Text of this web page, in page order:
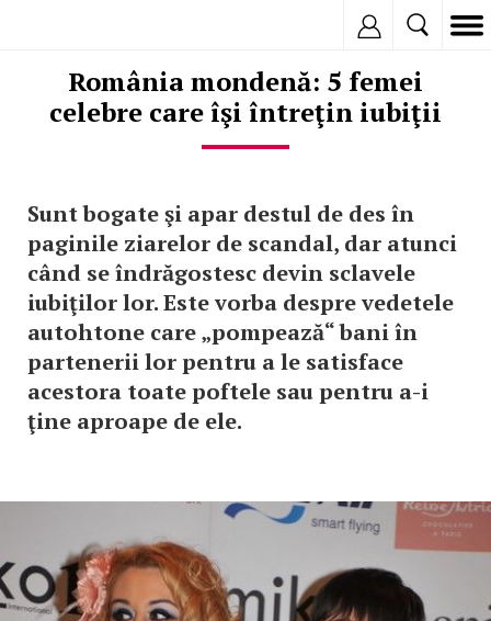
România mondenă: 5 femei
celebre care îşi întreţin iubiţii
Sunt bogate şi apar destul de des în
paginile ziarelor de scandal, dar atunci
când se îndrăgostesc devin sclavele
iubiţilor lor. Este vorba despre vedetele
autohtone care „pompează“ bani în
partenerii lor pentru a le satisface
acestora toate poftele sau pentru a-i
ţine aproape de ele.